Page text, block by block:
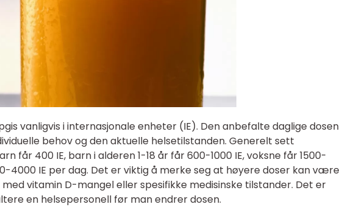
vanligvis i internasjonale enheter (IE). Den anbefalte daglige dosen
behov og den aktuelle helsetilstanden. Generelt sett
får 400 IE, barn i alderen 1-18 år får 600-1000 IE, voksne får 1500-
4000 IE per dag. Det er viktig å merke seg at høyere doser kan være
vitamin D-mangel eller spesifikke medisinske tilstander. Det er
en helsepersonell før man endrer dosen.